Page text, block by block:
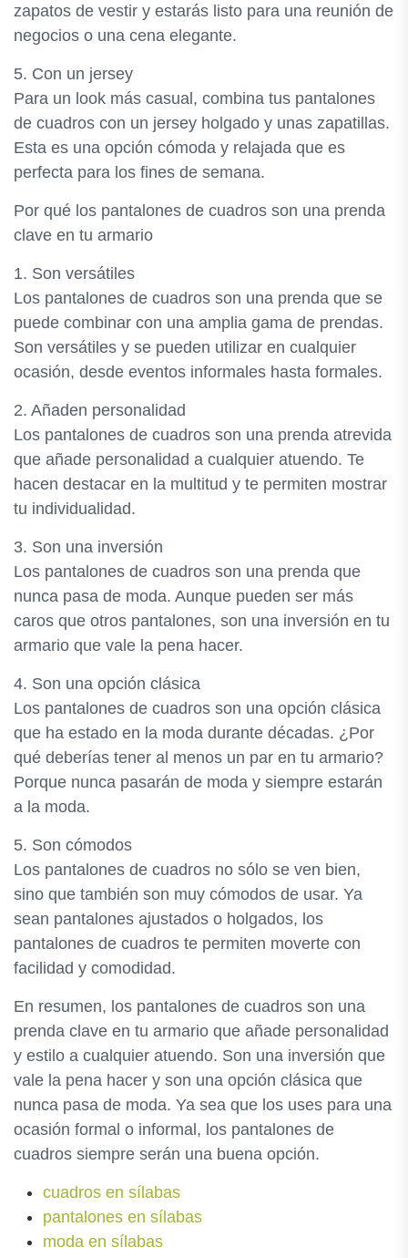
zapatos de vestir y estarás listo para una reunión de
negocios o una cena elegante.
5. Con un jersey
Para un look más casual, combina tus pantalones
de cuadros con un jersey holgado y unas zapatillas.
Esta es una opción cómoda y relajada que es
perfecta para los fines de semana.
Por qué los pantalones de cuadros son una prenda
clave en tu armario
1. Son versátiles
Los pantalones de cuadros son una prenda que se
puede combinar con una amplia gama de prendas.
Son versátiles y se pueden utilizar en cualquier
ocasión, desde eventos informales hasta formales.
2. Añaden personalidad
Los pantalones de cuadros son una prenda atrevida
que añade personalidad a cualquier atuendo. Te
hacen destacar en la multitud y te permiten mostrar
tu individualidad.
3. Son una inversión
Los pantalones de cuadros son una prenda que
nunca pasa de moda. Aunque pueden ser más
caros que otros pantalones, son una inversión en tu
armario que vale la pena hacer.
4. Son una opción clásica
Los pantalones de cuadros son una opción clásica
que ha estado en la moda durante décadas. ¿Por
qué deberías tener al menos un par en tu armario?
Porque nunca pasarán de moda y siempre estarán
a la moda.
5. Son cómodos
Los pantalones de cuadros no sólo se ven bien,
sino que también son muy cómodos de usar. Ya
sean pantalones ajustados o holgados, los
pantalones de cuadros te permiten moverte con
facilidad y comodidad.
En resumen, los pantalones de cuadros son una
prenda clave en tu armario que añade personalidad
y estilo a cualquier atuendo. Son una inversión que
vale la pena hacer y son una opción clásica que
nunca pasa de moda. Ya sea que los uses para una
ocasión formal o informal, los pantalones de
cuadros siempre serán una buena opción.
cuadros en sílabas
pantalones en sílabas
moda en sílabas